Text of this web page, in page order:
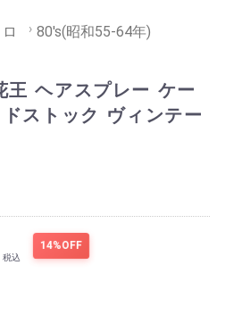
80's(昭和55-64年)
王 ヘアスプレー ケー
ストック ヴィンテー
税込
14%OFF